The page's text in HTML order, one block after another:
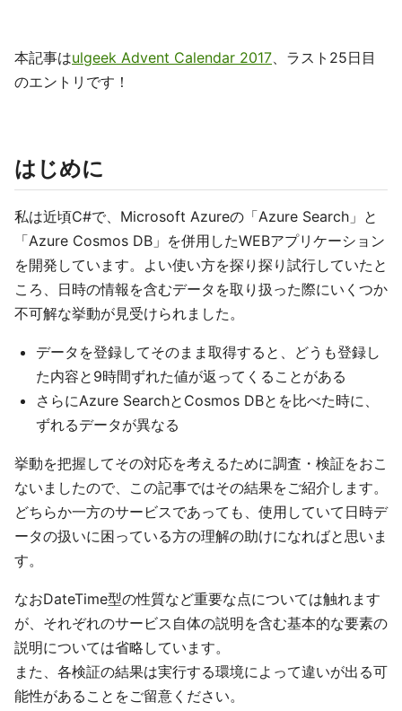
本記事はulgeek Advent Calendar 2017、ラスト25日目
のエントリです！
はじめに
私は近頃C#で、Microsoft Azureの「Azure Search」と
「Azure Cosmos DB」を併用したWEBアプリケーション
を開発しています。よい使い方を探り探り試行していたと
ころ、日時の情報を含むデータを取り扱った際にいくつか
不可解な挙動が見受けられました。
データを登録してそのまま取得すると、どうも登録し
た内容と9時間ずれた値が返ってくることがある
さらにAzure SearchとCosmos DBとを比べた時に、
ずれるデータが異なる
挙動を把握してその対応を考えるために調査・検証をおこ
ないましたので、この記事ではその結果をご紹介します。
どちらか一方のサービスであっても、使用していて日時デ
ータの扱いに困っている方の理解の助けになればと思いま
す。
なおDateTime型の性質など重要な点については触れます
が、それぞれのサービス自体の説明を含む基本的な要素の
説明については省略しています。
また、各検証の結果は実行する環境によって違いが出る可
能性があることをご留意ください。